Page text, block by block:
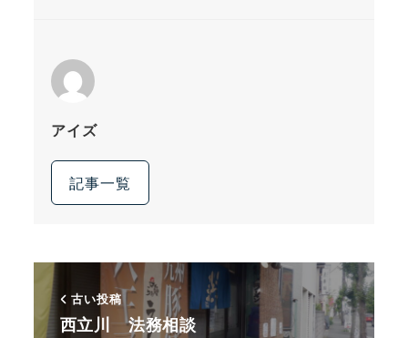
アイズ
記事一覧
古い投稿
西立川 法務相談